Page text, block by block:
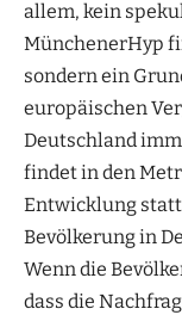
allem, kein
MünchenerHyp
sondern ein
europäischen
Deutschland
findet in den
Entwicklung
Bevölkerung in
Wenn die
dass die